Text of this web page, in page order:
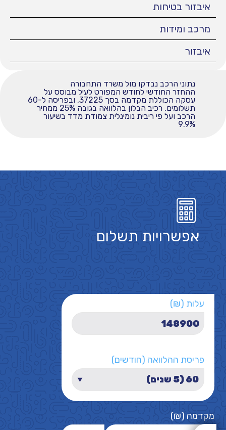
איבזור בטיחות
מרכב ומידות
איבזור
נתוני הרכב נבדקו מול משרד התחבורה
ההחזר החודשי לחודש המפורט לעיל מבוסס על
עסקה הכוללת מקדמה בסך 37225, ובפריסה ל-60
תשלומים. רכיב הבלון בהלוואה בגובה 25% ממחיר
הרכב ועל פי ריבית נומינלית צמודת מדד בשיעור
9.9%
אפשרויות תשלום
עלות (₪)
פריסת ההלוואה (חודשים)
מקדמה (₪)